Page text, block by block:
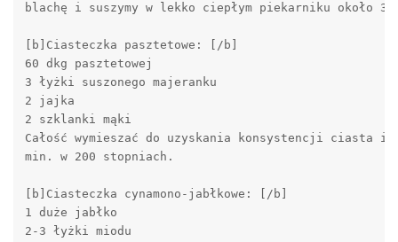
blachę i suszymy w lekko ciepłym piekarniku około
[b]Ciasteczka pasztetowe: [/b]
60 dkg pasztetowej
3 łyżki suszonego majeranku
2 jajka
2 szklanki mąki
Całość wymieszać do uzyskania konsystencji ciasta
min. w 200 stopniach.
[b]Ciasteczka cynamono-jabłkowe: [/b]
1 duże jabłko
2-3 łyżki miodu